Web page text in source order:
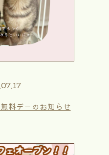
料デーのお知らせ